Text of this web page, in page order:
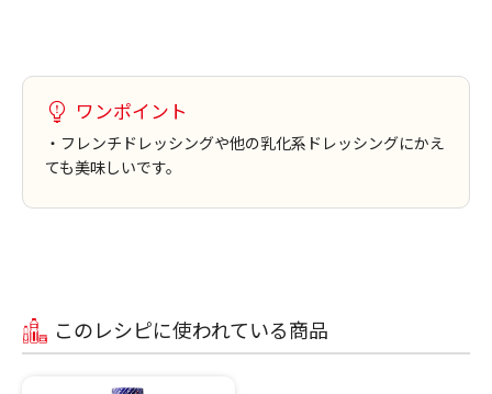
ワンポイント
・フレンチドレッシングや他の乳化系ドレッシングにかえ
ても美味しいです。
このレシピに使われている商品